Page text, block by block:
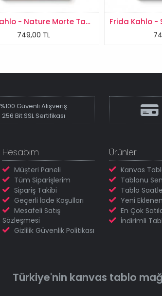
Frida Kahlo - Nature Morte Tablosu
749,00 TL
%100 Güvenli Alışveriş
256 Bit SSL Sertifikası
Hesabım
Müşteri Paneli
Tüm Siparişlerim
Sipariş Takibi
Geçerli İade Koşulları
Mesafeli Satış
Sözleşmesi
Gizlilik Güvenlik Politikası
Ürünler
Kanvas
Tablonu
Tablo
Yeni
En Çok
İndirimli
Türkiye'nin kanvas tablo